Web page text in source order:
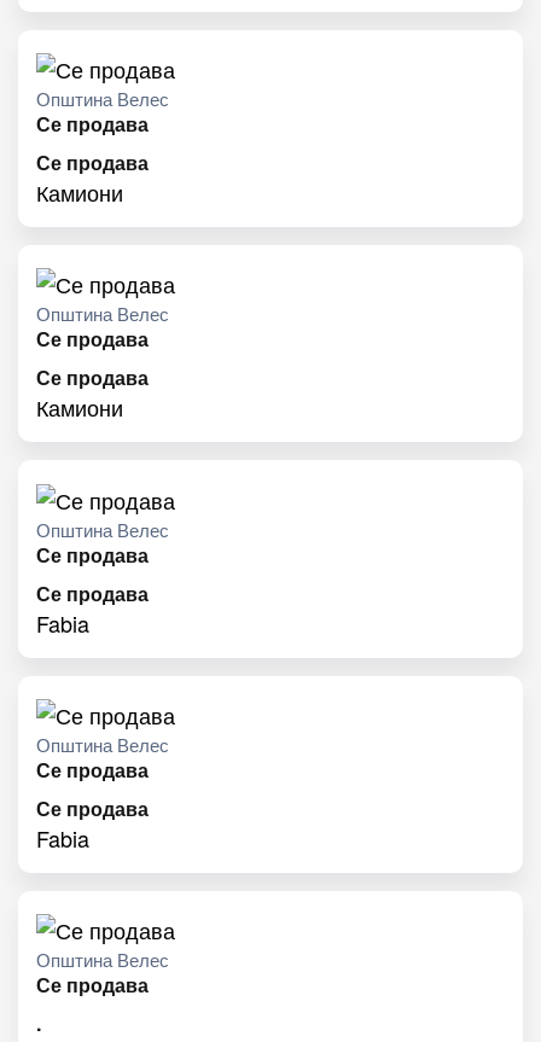
Општина Велес
Се продава
Се продава
Камиони
Општина Велес
Се продава
Се продава
Камиони
Општина Велес
Се продава
Се продава
Fabia
Општина Велес
Се продава
Се продава
Fabia
Општина Велес
Се продава
.